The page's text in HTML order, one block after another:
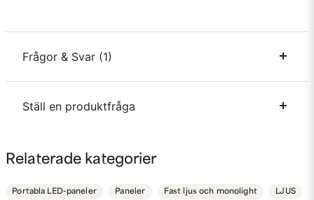
Frågor & Svar (1)
Anders Östlund frågade
förkortningar är förklarade i texten. Men vad står
HUE 1 och HUE 2.
Ställ en produktfråga
Fråga oss något om denna produkten...
Relaterade kategorier
Portabla LED-paneler Paneler Fast ljus och monolight LJUS